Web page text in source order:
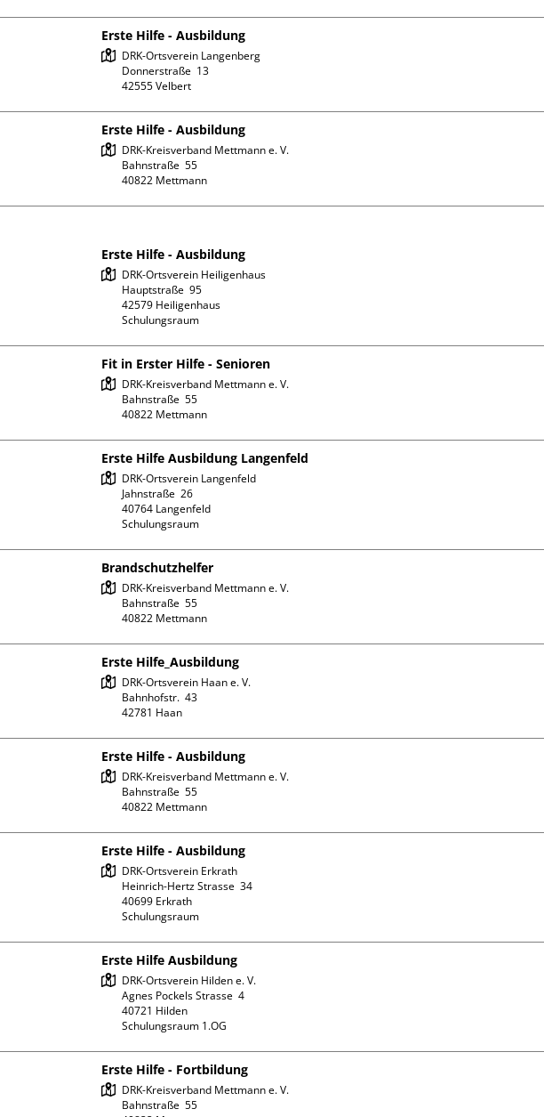
Erste Hilfe - Ausbildung
DRK-Ortsverein Langenberg
Donnerstraße  13
42555 Velbert
Erste Hilfe - Ausbildung
DRK-Kreisverband Mettmann e. V.
Bahnstraße  55
40822 Mettmann
Erste Hilfe - Ausbildung
DRK-Ortsverein Heiligenhaus
Hauptstraße  95
42579 Heiligenhaus
Schulungsraum
Fit in Erster Hilfe - Senioren
DRK-Kreisverband Mettmann e. V.
Bahnstraße  55
40822 Mettmann
Erste Hilfe Ausbildung Langenfeld
DRK-Ortsverein Langenfeld
Jahnstraße  26
40764 Langenfeld
Schulungsraum
Brandschutzhelfer
DRK-Kreisverband Mettmann e. V.
Bahnstraße  55
40822 Mettmann
Erste Hilfe_Ausbildung
DRK-Ortsverein Haan e. V.
Bahnhofstr.  43
42781 Haan
Erste Hilfe - Ausbildung
DRK-Kreisverband Mettmann e. V.
Bahnstraße  55
40822 Mettmann
Erste Hilfe - Ausbildung
DRK-Ortsverein Erkrath
Heinrich-Hertz Strasse  34
40699 Erkrath
Schulungsraum
Erste Hilfe Ausbildung
DRK-Ortsverein Hilden e. V.
Agnes Pockels Strasse  4
40721 Hilden
Schulungsraum 1.OG
Erste Hilfe - Fortbildung
DRK-Kreisverband Mettmann e. V.
Bahnstraße  55